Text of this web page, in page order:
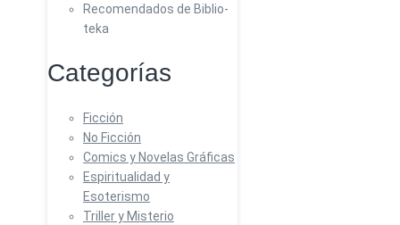
Recomendados de Biblio-
teka
Categorías
Ficción
No Ficción
Comics y Novelas Gráficas
Espiritualidad y
Esoterismo
Triller y Misterio